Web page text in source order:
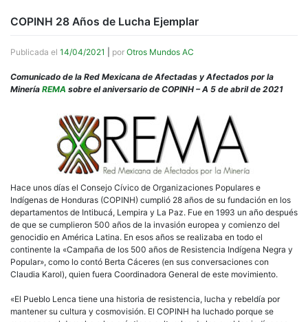
COPINH 28 Años de Lucha Ejemplar
Publicada el 14/04/2021 por Otros Mundos AC
Comunicado de la Red Mexicana de Afectadas y Afectados por la
Minería REMA sobre el aniversario de COPINH – A 5 de abril de 2021
Hace unos días el Consejo Cívico de Organizaciones Populares e
Indígenas de Honduras (COPINH) cumplió 28 años de su fundación en los
departamentos de Intibucá, Lempira y La Paz. Fue en 1993 un año después
de que se cumplieron 500 años de la invasión europea y comienzo del
genocidio en América Latina. En esos años se realizaba en todo el
continente la «Campaña de los 500 años de Resistencia Indígena Negra y
Popular», como lo contó Berta Cáceres (en sus conversaciones con
Claudia Karol), quien fuera Coordinadora General de este movimiento.
«El Pueblo Lenca tiene una historia de resistencia, lucha y rebeldía por
mantener su cultura y cosmovisión. El COPINH ha luchado porque se